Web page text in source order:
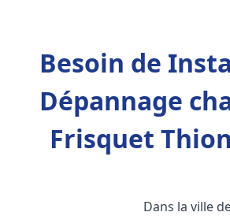
Besoin de
Dépannage
Frisquet
Dans la ville